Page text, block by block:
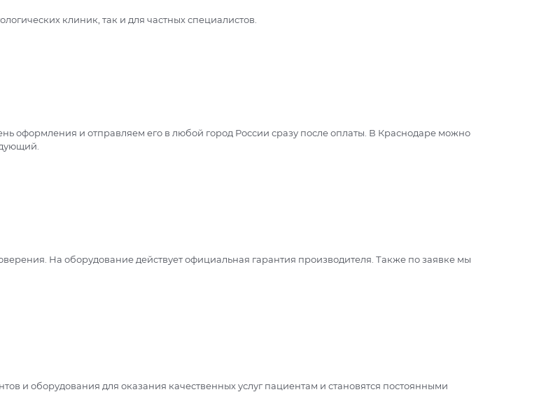
клиник, так и для частных специалистов.
оформления и отправляем его в любой город России сразу после оплаты. В Краснодаре можно
На оборудование действует официальная гарантия производителя. Также по заявке мы
и оборудования для оказания качественных услуг пациентам и становятся постоянными